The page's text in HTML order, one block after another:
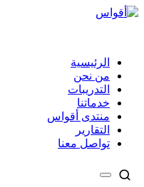
الرئيسية
من نحن
التدريبات
خدماتنا
منتدى أقواس
التقارير
تواصل معنا